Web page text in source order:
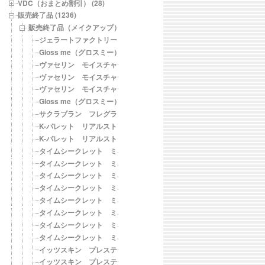
VDC（おまとめ割引） (28)
販売終了品 (1236)
販売終了品（メイクアップ） (269)
ジェラートファクトリー ネイルフィット ES105 エレガントシェル
Gloss me（グロスミー） オーロラミスト オイルイン
ヴァセリン モイスチャーティント スカーレットレッド
ヴァセリン モイスチャーティント モードピンク
ヴァセリン モイスチャーティント ラセットローズ
Gloss me（グロスミー） オーロラミスト アイスミント
サクラブラン フレグランスネイルケアオイル
K-パレット リアルストロングアイライナー24hWP［SB スーパーブ
K-パレット リアルストロングアイライナー24hWP［BB ブラウンブ
タイムシークレット ミネラルプレストパウダー〈ライトオークル〉
タイムシークレット ミネラルプレストパウダー〈ミディアムオーク
タイムシークレット ミネラルプレストパウダー〈ナチュラルオーク
タイムシークレット ミネラルメイクアップベース〈カバーマット〉
タイムシークレット ミネラルメイクアップベース〈カバーグロウ〉
タイムシークレット ミネラルリキッドクッション〈ミディアムオー
タイムシークレット ミネラルリキッドクッション〈ナチュラルオー
タイムシークレット ミネラルリキッドクッション〈ライトオークル
イッツスキン プレステージ リップトリートメント 01 ロゼ フルール
イッツスキン プレステージ リップトリートメント 02 アプリコット